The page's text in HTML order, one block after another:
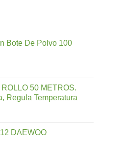
Bote De Polvo 100
50 METROS.
Regula Temperatura
DAEWOO